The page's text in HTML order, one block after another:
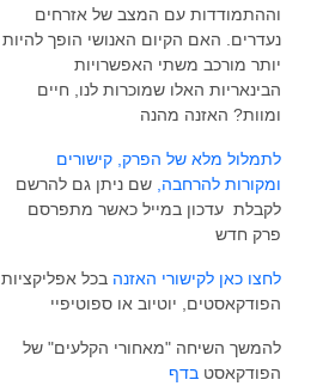
וההתמודדות עם המצב של אזרחים
נעדרים. האם הקיום האנושי הופך להיות
יותר מורכב משתי האפשרויות
הבינאריות האלו שמוכרות לנו, חיים
ומוות? האזנה מהנה
לתמלול מלא של הפרק, קישורים
ומקורות להרחבה, שם ניתן גם להרשם
לקבלת עדכון במייל כאשר מתפרסם
פרק חדש
לחצו כאן לקישורי האזנה בכל אפליקציות
הפודקאסטים, יוטיוב או ספוטיפיי
הפודקאסט בדף